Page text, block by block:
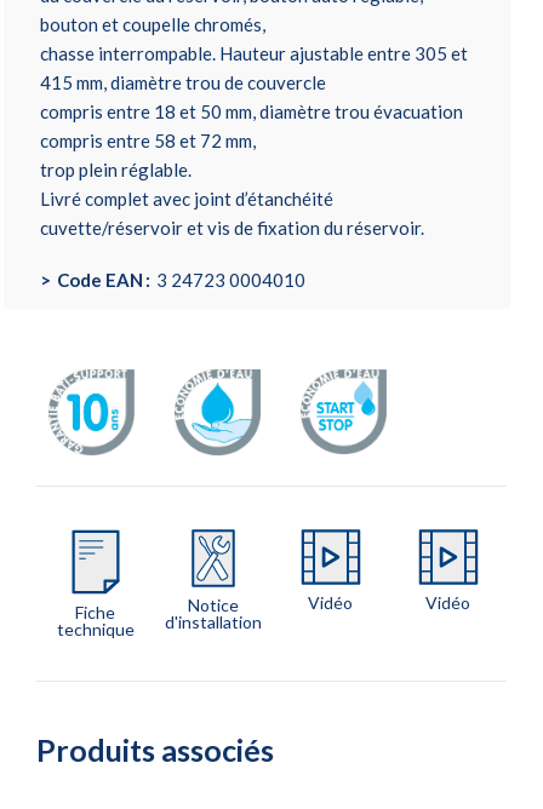
bouton et coupelle chromés,
chasse interrompable. Hauteur ajustable entre 305 et
415 mm, diamètre trou de couvercle
compris entre 18 et 50 mm, diamètre trou évacuation
compris entre 58 et 72 mm,
trop plein réglable.
Livré complet avec joint d’étanchéité
cuvette/réservoir et vis de fixation du réservoir.
Code EAN 3 24723 0004010
Fiche
technique
Notice
d'installation
Vidéo Vidéo
Produits associés